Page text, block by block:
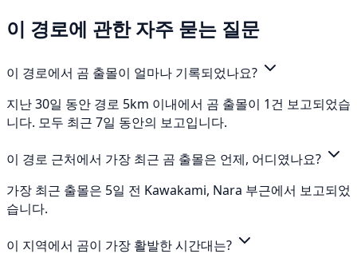
이 경로에 관한 자주 묻는 질문
이 경로에서 곰 출몰이 얼마나 기록되었나요?
지난 30일 동안 경로 5km 이내에서 곰 출몰이 1건 보고되었습
니다. 모두 최근 7일 동안의 보고입니다.
이 경로 근처에서 가장 최근 곰 출몰은 언제, 어디였나요?
가장 최근 출몰은 5일 전 Kawakami, Nara 부근에서 보고되었
습니다.
이 지역에서 곰이 가장 활발한 시간대는?